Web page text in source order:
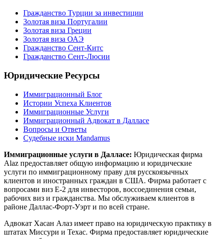
Гражданство Турции за инвестиции
Золотая виза Португалии
Золотая виза Греции
Золотая виза ОАЭ
Гражданство Сент-Китс
Гражданство Сент-Люсии
Юридические Ресурсы
Иммиграционный Блог
Истории Успеха Клиентов
Иммиграционные Услуги
Иммиграционный Адвокат в Далласе
Вопросы и Ответы
Судебные иски Mandamus
Иммиграционные услуги в Далласе: Юридическая фирма
Alaz предоставляет общую информацию и юридические
услуги по иммиграционному праву для русскоязычных
клиентов и иностранных граждан в США. Фирма работает с
вопросами виз E-2 для инвесторов, воссоединения семьи,
рабочих виз и гражданства. Мы обслуживаем клиентов в
районе Даллас-Форт-Уэрт и по всей стране.
Адвокат Хасан Алаз имеет право на юридическую практику в
штатах Миссури и Техас. Фирма предоставляет юридические